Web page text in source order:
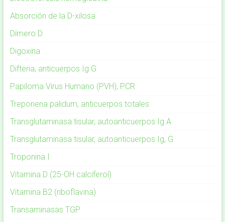
Absorción de la D-xilosa
Dímero D
Digoxina
Difteria, anticuerpos Ig G
Papiloma Virus Humano (PVH), PCR
Treponena palidum, anticuerpos totales
Transglutaminasa tisular, autoanticuerpos Ig A
Transglutaminasa tisular, autoanticuerpos Ig, G
Troponina I
Vitamina D (25-OH calciferol)
Vitamina B2 (riboflavina)
Transaminasas TGP